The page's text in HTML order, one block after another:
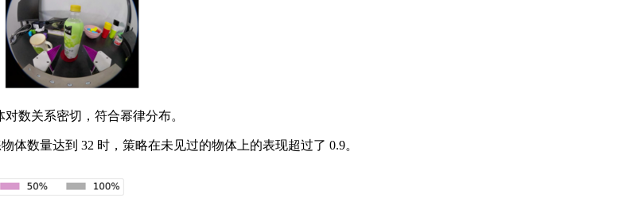
数关系密切，符合幂律分布。
数量达到 32 时，策略在未见过的物体上的表现超过了 0.9。